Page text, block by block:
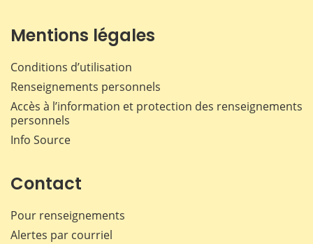
Mentions légales
Conditions d’utilisation
Renseignements personnels
Accès à l’information et protection des renseignements
personnels
Info Source
Contact
Pour renseignements
Alertes par courriel